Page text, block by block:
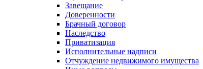
Завещание
Доверенности
Брачный договор
Наследство
Приватизация
Исполнительные надписи
Отчуждение недвижимого имущества